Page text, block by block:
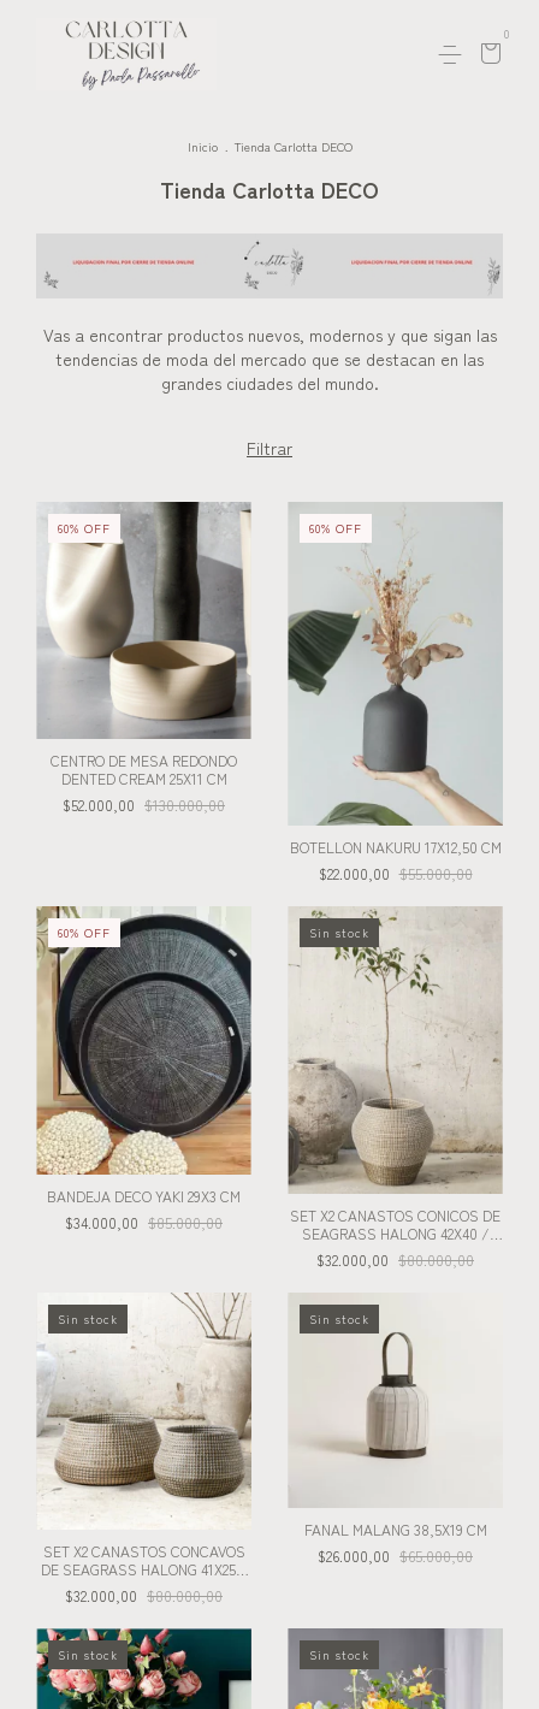
0
Inicio . Tienda Carlotta DECO
Tienda Carlotta DECO
Vas a encontrar productos nuevos, modernos y que sigan las
tendencias de moda del mercado que se destacan en las
grandes ciudades del mundo.
Filtrar
60% OFF
CENTRO DE MESA REDONDO
DENTED CREAM 25X11 CM
$52.000,00 $130.000,00
60% OFF
BOTELLON NAKURU 17X12,50 CM
$22.000,00 $55.000,00
60% OFF
BANDEJA DECO YAKI 29X3 CM
$34.000,00 $85.000,00
Sin stock
SET X2 CANASTOS CONICOS DE
SEAGRASS HALONG 42X40 /
26X28 CM
$32.000,00 $80.000,00
Sin stock
SET X2 CANASTOS CONCAVOS
DE SEAGRASS HALONG 41X25 /
28X22 CM
$32.000,00 $80.000,00
Sin stock
FANAL MALANG 38,5X19 CM
$26.000,00 $65.000,00
Sin stock Sin stock